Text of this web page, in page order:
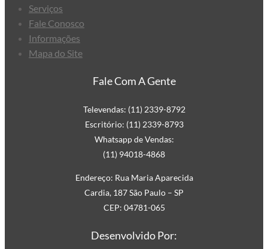
Fita de Arquear
Fita de Arquear PET
Selo para Fita de Arquear
Preço da Fita Gomada
Serviços
Fale Conosco
Informações
Mapa do Site
Fale Com A Gente
Televendas: (11) 2339-8792
Escritório: (11) 2339-8793
Whatsapp de Vendas:
(11) 94018-4868
Endereço: Rua Maria Aparecida
Cardia, 187 São Paulo – SP
CEP: 04781-065
Desenvolvido Por: